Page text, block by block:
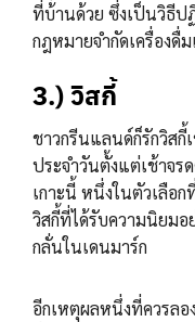
ที่บ้านด้วย ซึ่งเป็นวิธี
กฎหมายจำกัดเครื่องดื่
3.) วิสกี้
ชาวกรีนแลนด์ก็รักวิสกี้
ประจำวันตั้งแต่เช้าจ
เกาะนี้ หนึ่งในตัวเลือ
วิสกี้ที่ได้รับความนิยมอ
กลั่นในเดนมาร์ก
อีกเหตุผลหนึ่งที่ควรลอ